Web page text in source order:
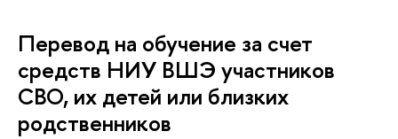
Перевод на обучение за счет
средств НИУ ВШЭ участников
СВО, их детей или близких
родственников